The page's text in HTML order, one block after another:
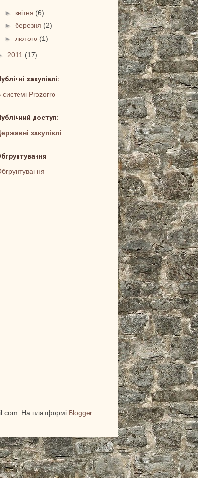
► квітня (6)
►березня (2)
► лютого (1)
2011 (17)
закупівлі:
системі Prozorro
доступ:
закупівлі
На платформі Blogger.